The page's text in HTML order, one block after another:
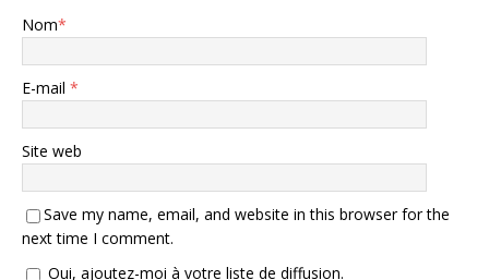
Nom*
E-mail *
Site web
Save my name, email, and website in this browser for the
next time I comment.
Oui, ajoutez-moi à votre liste de diffusion.